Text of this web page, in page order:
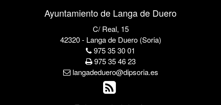
Ayuntamiento de Langa de Duero
C/ Real, 15
42320 - Langa de Duero (Soria)
975 35 30 01
975 35 46 23
langadeduero@dipsoria.es